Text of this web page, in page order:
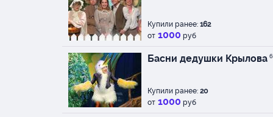
Купили ранее: 162
от 1000 руб
Басни дедушки Крылова
Купили ранее: 20
от 1000 руб